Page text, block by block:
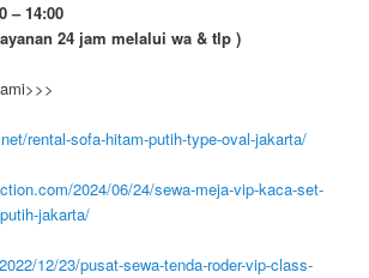
– 14:00
24 jam melalui wa & tlp )
rental-sofa-hitam-putih-type-oval-jakarta/
2024/06/24/sewa-meja-vip-kaca-set-
jakarta/
12/23/pusat-sewa-tenda-roder-vip-class-